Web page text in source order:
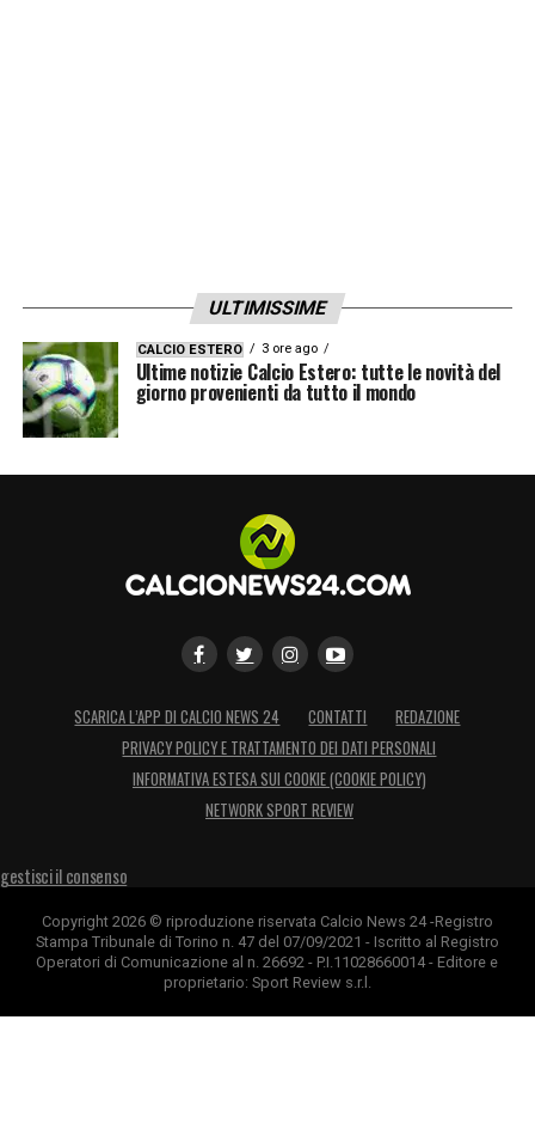
ULTIMISSIME
CALCIO ESTERO 3 ore ago
Ultime notizie Calcio Estero: tutte le novità del
giorno provenienti da tutto il mondo
SCARICA L’APP DI CALCIO NEWS 24 CONTATTI
REDAZIONE
PRIVACY POLICY E TRATTAMENTO DEI DATI PERSONALI
INFORMATIVA ESTESA SUI COOKIE (COOKIE POLICY)
NETWORK SPORT REVIEW
gestisci il consenso
Copyright 2026 © riproduzione riservata Calcio News 24 -Registro
Stampa Tribunale di Torino n. 47 del 07/09/2021 - Iscritto al Registro
Operatori di Comunicazione al n. 26692 - P.I.11028660014 - Editore e
proprietario: Sport Review s.r.l.